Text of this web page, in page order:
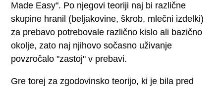
Made Easy". Po njegovi teoriji naj bi različne
skupine hranil (beljakovine, škrob, mlečni izdelki)
za prebavo potrebovale različno kislo ali bazično
okolje, zato naj njihovo sočasno uživanje
povzročalo "zastoj" v prebavi.
Gre torej za zgodovinsko teorijo, ki je bila pred